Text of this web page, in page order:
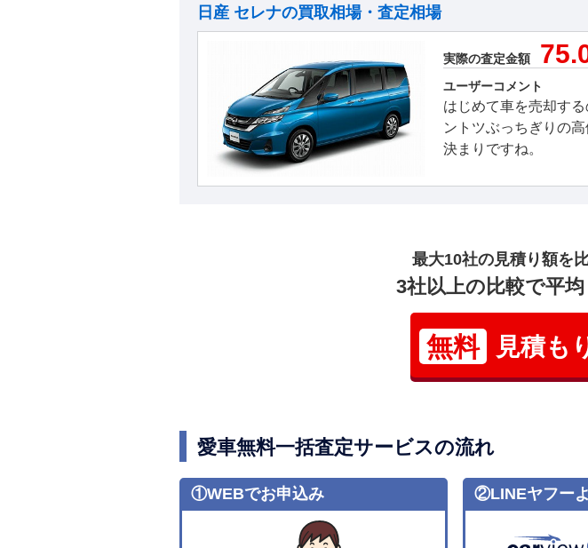
日産 セレナの買取相場・査定相場
実際の査定金額
ユーザーコメント
はじめて車を売却す
ントツぶっちぎりの
決まりですね。
最大10社の見積り額を
3社以上の比較で平均
無料 見積も
愛車無料一括査定サービスの流れ
①WEBでお申込み ②LINEヤフー